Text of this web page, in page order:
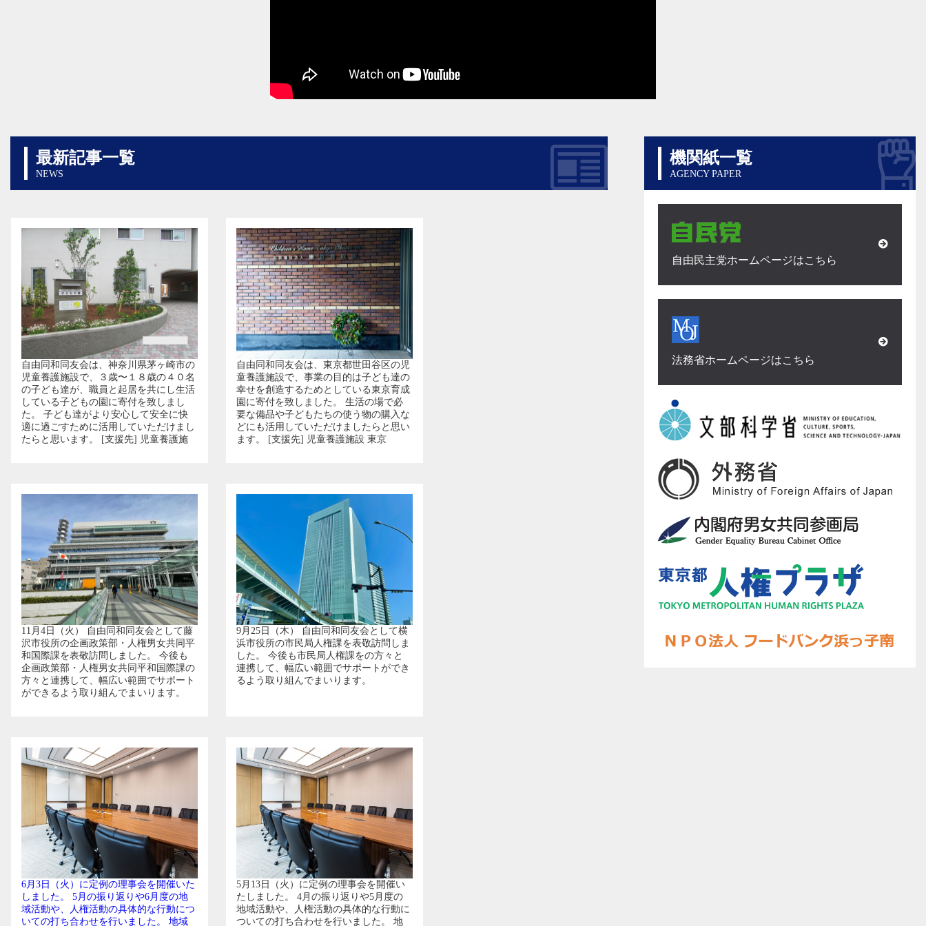
最新記事一覧
NEWS
自由同和同友会は、神奈川県茅ヶ崎市の
児童養護施設で、３歳〜１８歳の４０名
の子ども達が、職員と起居を共にし生活
している子どもの園に寄付を致しまし
た。 子ども達がより安心して安全に快
適に過ごすために活用していただけまし
たらと思います。 [支援先] 児童養護施
自由同和同友会は、東京都世田谷区の児
童養護施設で、事業の目的は子ども達の
幸せを創造するためとしている東京育成
園に寄付を致しました。 生活の場で必
要な備品や子どもたちの使う物の購入な
どにも活用していただけましたらと思い
ます。 [支援先] 児童養護施設 東京
11月4日（火） 自由同和同友会として藤
沢市役所の企画政策部・人権男女共同平
和国際課を表敬訪問しました。 今後も
企画政策部・人権男女共同平和国際課の
方々と連携して、幅広い範囲でサポート
ができるよう取り組んでまいります。
9月25日（木） 自由同和同友会として横
浜市役所の市民局人権課を表敬訪問しま
した。 今後も市民局人権課をの方々と
連携して、幅広い範囲でサポートができ
るよう取り組んでまいります。
6月3日（火）に定例の理事会を開催いた
しました。 5月の振り返りや6月度の地
域活動や、人権活動の具体的な行動につ
いての打ち合わせを行いました。 地域
5月13日（火）に定例の理事会を開催い
たしました。 4月の振り返りや5月度の
地域活動や、人権活動の具体的な行動に
ついての打ち合わせを行いました。 地
機関紙一覧
AGENCY PAPER
自由民主党ホームページはこちら
法務省ホームページはこちら